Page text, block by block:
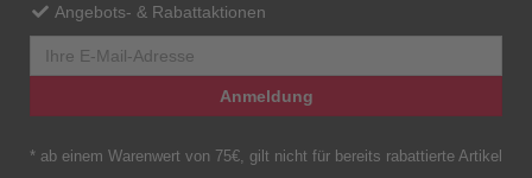
Angebots- & Rabattaktionen
Anmeldung
* ab einem Warenwert von 75€, gilt nicht für bereits rabattierte Artikel